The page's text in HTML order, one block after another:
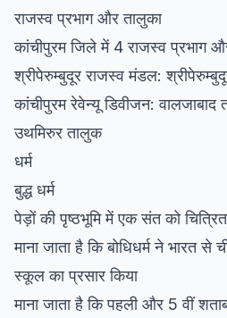
राजस्व प्रभाग और तालुका
कांचीपुरम जिले में 4 राजस्व प्रभाग
श्रीपेरुम्बुदूर राजस्व मंडल:
कांचीपुरम रेवेन्यू डिवीजन:
उथमिरुर तालुक
धर्म
बुद्ध धर्म
पेड़ों की पृष्ठभूमि में एक संत को
माना जाता है कि बोधिधर्म ने भारत से
स्कूल का प्रसार किया
माना जाता है कि पहली और 5 वीं